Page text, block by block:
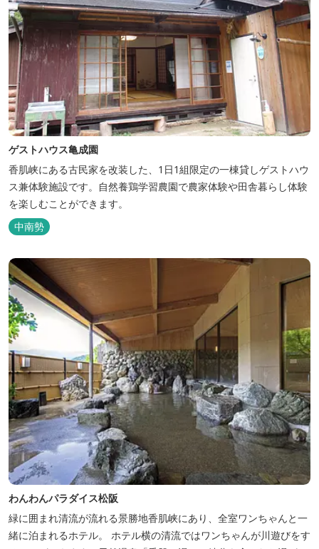
ゲストハウス亀成園
香肌峡にある古民家を改装した、1日1組限定の一棟貸しゲストハウ
ス兼体験施設です。​自然養鶏学習農園で農家体験や田舎暮らし体験
を楽しむことができます。
中南勢
わんわんパラダイス松阪
緑に囲まれ清流が流れる景勝地香肌峡にあり、全室ワンちゃんと一
緒に泊まれるホテル。 ホテル横の清流ではワンちゃんが川遊びをす